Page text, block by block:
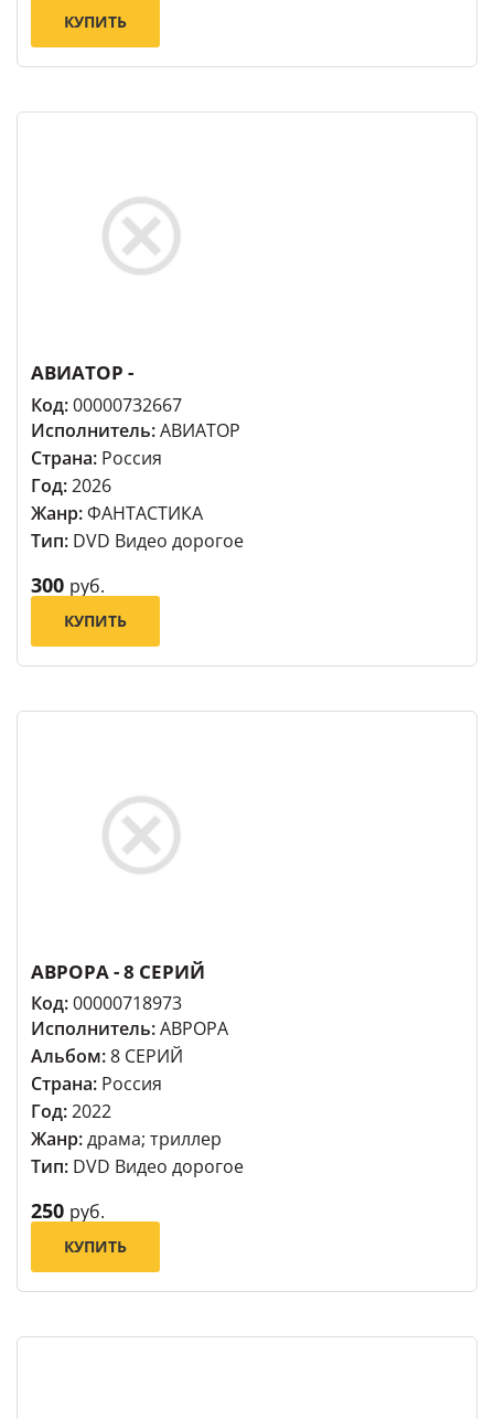
КУПИТЬ
АВИАТОР -
Код:00000732667
Исполнитель:АВИАТОР
Страна: Россия
Год:2026
Жанр:ФАНТАСТИКА
Тип: DVD Видео дорогое
300 руб.
КУПИТЬ
АВРОРА - 8 СЕРИЙ
Код:00000718973
Исполнитель:АВРОРА
Альбом:8 СЕРИЙ
Страна: Россия
Год:2022
Жанр:драма; триллер
Тип: DVD Видео дорогое
250 руб.
КУПИТЬ